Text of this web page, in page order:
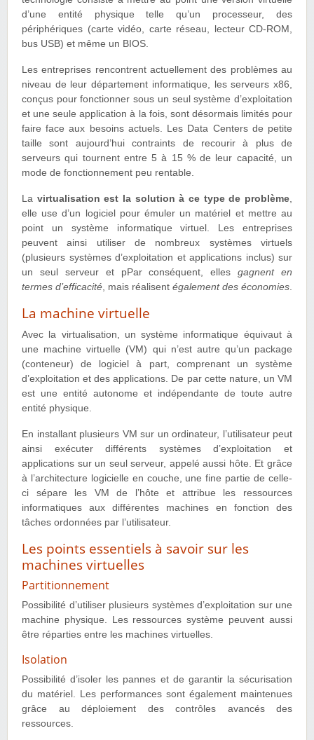
d’une entité physique telle qu’un processeur, des
périphériques (carte vidéo, carte réseau, lecteur CD-ROM,
bus USB) et même un BIOS.
Les entreprises rencontrent actuellement des problèmes au
niveau de leur département informatique, les serveurs x86,
conçus pour fonctionner sous un seul système d’exploitation
et une seule application à la fois, sont désormais limités pour
faire face aux besoins actuels. Les Data Centers de petite
taille sont aujourd’hui contraints de recourir à plus de
serveurs qui tournent entre 5 à 15 % de leur capacité, un
mode de fonctionnement peu rentable.
La virtualisation est la solution à ce type de problème,
elle use d’un logiciel pour émuler un matériel et mettre au
point un système informatique virtuel. Les entreprises
peuvent ainsi utiliser de nombreux systèmes virtuels
(plusieurs systèmes d’exploitation et applications inclus) sur
un seul serveur et pPar conséquent, ellesgagnent en
termes d’efficacité, mais réalisent également des économies.
La machine virtuelle
Avec la virtualisation, un système informatique équivaut à
une machine virtuelle (VM) qui n’est autre qu’un package
(conteneur) de logiciel à part, comprenant un système
d’exploitation et des applications. De par cette nature, un VM
est une entité autonome et indépendante de toute autre
entité physique.
En installant plusieurs VM sur un ordinateur, l’utilisateur peut
ainsi exécuter différents systèmes d’exploitation et
applications sur un seul serveur, appelé aussi hôte. Et grâce
à l’architecture logicielle en couche, une fine partie de celle-
ci sépare les VM de l’hôte et attribue les ressources
informatiques aux différentes machines en fonction des
tâches ordonnées par l’utilisateur.
Les points essentiels à savoir sur les
machines virtuelles
Partitionnement
Possibilité d’utiliser plusieurs systèmes d’exploitation sur une
machine physique. Les ressources système peuvent aussi
être réparties entre les machines virtuelles.
Isolation
Possibilité d’isoler les pannes et de garantir la sécurisation
du matériel. Les performances sont également maintenues
grâce au déploiement des contrôles avancés des
ressources.